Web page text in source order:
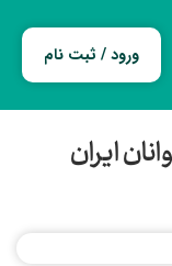
ورود / ثبت نام
ایران